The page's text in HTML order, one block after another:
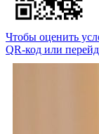
Чтобы оценить
QR-код или